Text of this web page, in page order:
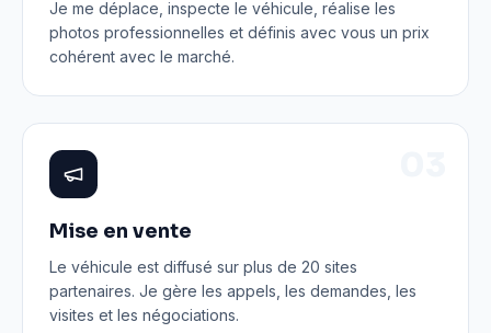
Je me déplace, inspecte le véhicule, réalise les
photos professionnelles et définis avec vous un prix
cohérent avec le marché.
Mise en vente
Le véhicule est diffusé sur plus de 20 sites
partenaires. Je gère les appels, les demandes, les
visites et les négociations.